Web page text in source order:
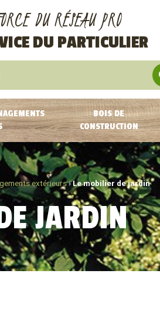
DU RÉSEAU PRO
DU PARTICULIER
BOIS DE
CONSTRUCTION
extérieurs›Le mobilier de jardin
JARDIN